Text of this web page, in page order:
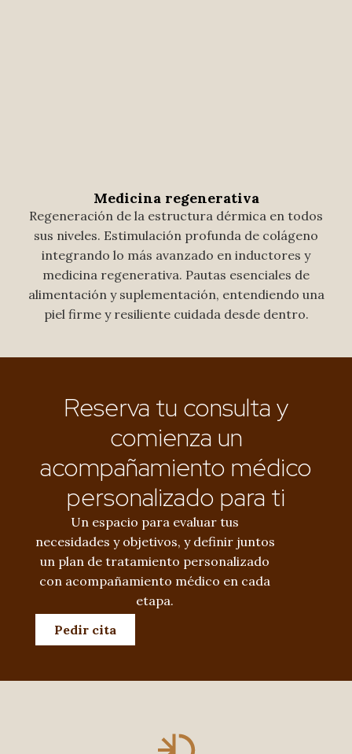
Medicina regenerativa
Regeneración de la estructura dérmica en todos
sus niveles. Estimulación profunda de colágeno
integrando lo más avanzado en inductores y
medicina regenerativa. Pautas esenciales de
alimentación y suplementación, entendiendo una
piel firme y resiliente cuidada desde dentro.
Reserva tu consulta y
comienza un
acompañamiento médico
personalizado para ti
Un espacio para evaluar tus
necesidades y objetivos, y definir juntos
un plan de tratamiento personalizado
con acompañamiento médico en cada
etapa.
Pedir cita